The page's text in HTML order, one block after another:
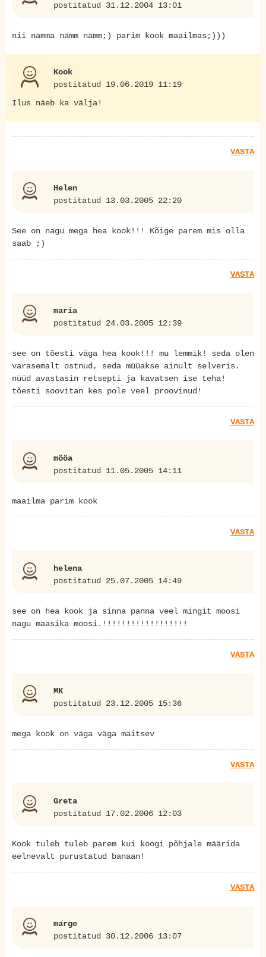
postitatud 31.12.2004 13:01
nii nämma nämm nämm;) parim kook maailmas;)))
Kook
postitatud 19.06.2019 11:19
Ilus näeb ka välja!
VASTA
Helen
postitatud 13.03.2005 22:20
See on nagu mega hea kook!!! Kõige parem mis olla
saab ;)
VASTA
maria
postitatud 24.03.2005 12:39
see on tõesti väga hea kook!!! mu lemmik! seda olen
varasemalt ostnud, seda müüakse ainult selveris.
nüüd avastasin retsepti ja kavatsen ise teha!
tõesti soovitan kes pole veel proovinud!
VASTA
mööa
postitatud 11.05.2005 14:11
maailma parim kook
VASTA
helena
postitatud 25.07.2005 14:49
see on hea kook ja sinna panna veel mingit moosi
nagu maasika moosi.!!!!!!!!!!!!!!!!!!
VASTA
MK
postitatud 23.12.2005 15:36
mega kook on väga väga maitsev
VASTA
Greta
postitatud 17.02.2006 12:03
Kook tuleb tuleb parem kui koogi põhjale määrida
eelnevalt purustatud banaan!
VASTA
marge
postitatud 30.12.2006 13:07